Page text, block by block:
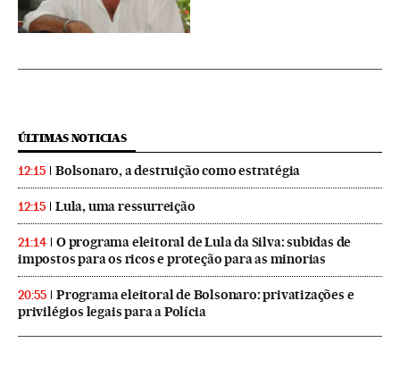
ÚLTIMAS NOTICIAS
12:15 Bolsonaro, a destruição como estratégia
12:15 Lula, uma ressurreição
21:14
O programa eleitoral de Lula da Silva: subidas de
impostos para os ricos e proteção para as minorias
20:55
Programa eleitoral de Bolsonaro: privatizações e
privilégios legais para a Polícia